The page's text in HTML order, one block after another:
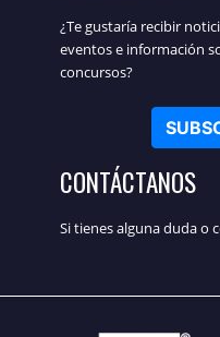
¿Te gustaría recibir
eventos e información
concursos?
CONTÁCTANOS
Si tienes alguna duda o